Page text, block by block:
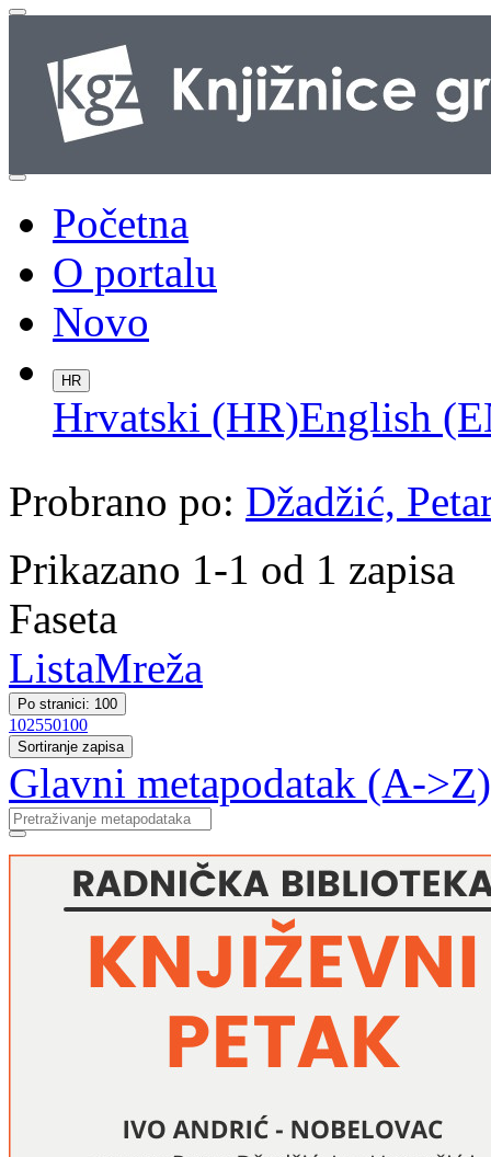
Početna
O portalu
Novo
HR
Hrvatski (HR)English
Probrano po: Džadžić,
Prikazano 1-1 od 1 zapisa
Faseta
ListaMreža
Po stranici: 100
102550100
Sortiranje zapisa
Glavni metapodatak (A->Z)